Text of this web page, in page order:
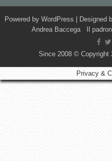
Powered by WordPress | Designed
Andrea Baccega Il
Since 2008 © Copyright
Privacy &